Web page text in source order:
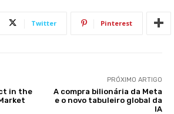
Twitter Pinterest
in the
PRÓXIMO ARTIGO
A compra bilionária da Meta
e o novo tabuleiro global da
IA